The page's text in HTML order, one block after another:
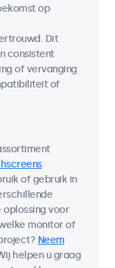
op
Dit
consistent
of vervanging
of
of gebruik in
voor
monitor of
Neem
helpen u graag